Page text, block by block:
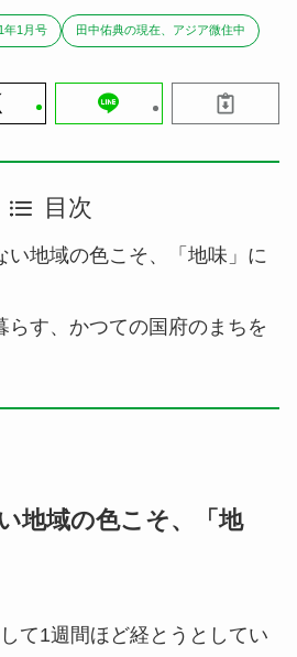
年1月号 田中佑典の現在、アジア微住中
目次
い地域の色こそ、「地味」に
らす、かつての国府のまちを
地域の色こそ、「地
て1週間ほど経とうとしてい